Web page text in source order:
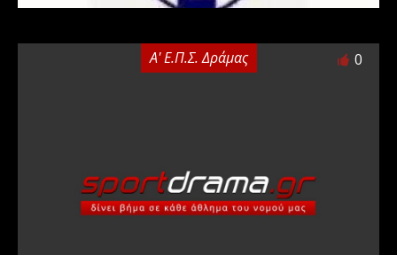
Α' Ε.Π.Σ. Δράμας 0